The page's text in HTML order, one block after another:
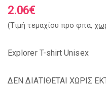
2.06€
(Tιμή τεμαχίου προ φπα,
Explorer T-shirt Unisex
ΔΕΝ ΔΙΑΤΙΘΕΤΑΙ ΧΩΡΙΣ